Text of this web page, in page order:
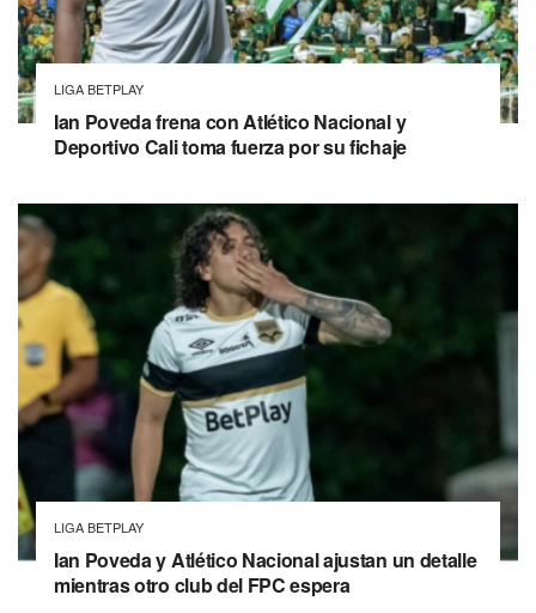
LIGA BETPLAY
Ian Poveda frena con Atlético Nacional y
Deportivo Cali toma fuerza por su fichaje
LIGA BETPLAY
Ian Poveda y Atlético Nacional ajustan un detalle
mientras otro club del FPC espera